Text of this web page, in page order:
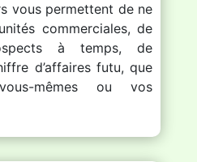
vous permettent de ne
commerciales, de
à temps, de
d’affaires futu, que
mêmes ou vos